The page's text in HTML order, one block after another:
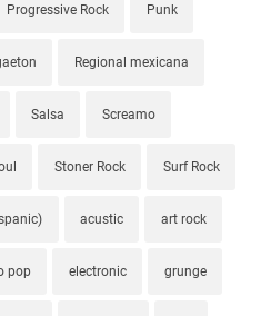
Progressive Rock Punk
Regional mexicana
Salsa Screamo
Stoner Rock Surf Rock
acustic art rock
pop electronic grunge